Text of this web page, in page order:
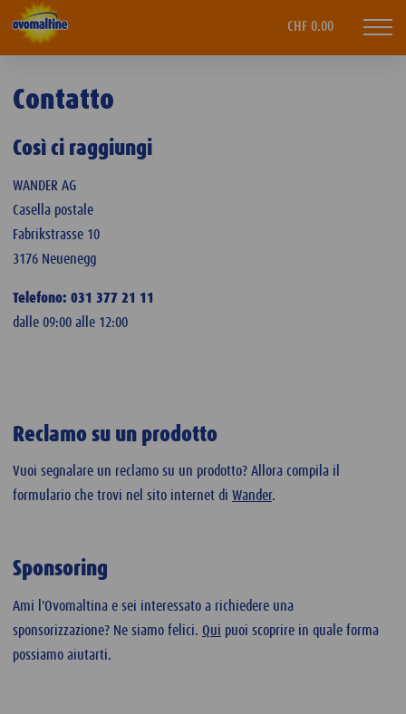
CHF 0.00
Contatto
Così ci raggiungi
WANDER AG
Casella postale
Fabrikstrasse 10
3176 Neuenegg
Telefono: 031 377 21 11
dalle 09:00 alle 12:00
Reclamo su un prodotto
Vuoi segnalare un reclamo su un prodotto? Allora compila il
formulario che trovi nel sito internet di Wander.
Sponsoring
Ami l'Ovomaltina e sei interessato a richiedere una
sponsorizzazione? Ne siamo felici. Qui puoi scoprire in quale forma
possiamo aiutarti.